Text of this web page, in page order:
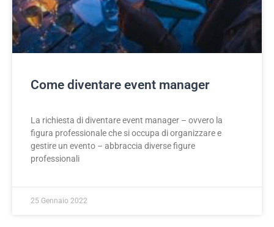
Come diventare event manager
La richiesta di diventare event manager – ovvero la
figura professionale che si occupa di organizzare e
gestire un evento – abbraccia diverse figure
professionali
25 Gennaio 2022